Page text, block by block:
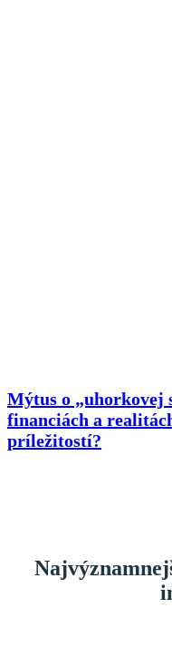
Mýtus o „uhorkovej
financiách a
príležitostí?